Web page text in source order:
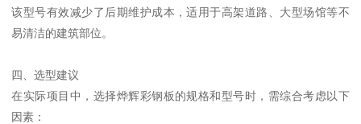
该型号有效减少了后期维护成本，适用于高架道路、大型场馆等不
易清洁的建筑部位。
四、选型建议
在实际项目中，选择烨辉彩钢板的规格和型号时，需综合考虑以下
因素：